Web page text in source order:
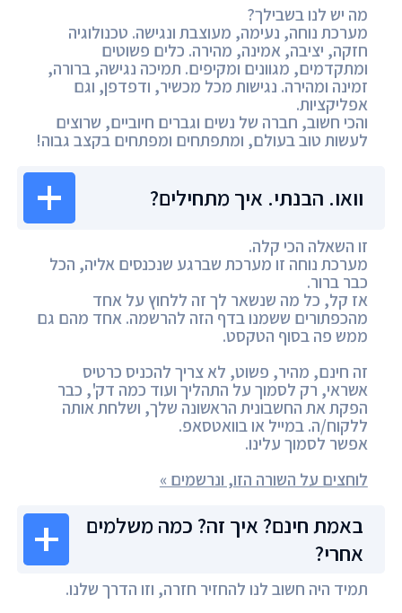
מה יש לנו בשבילך?
מערכת נוחה, נעימה, מעוצבת ונגישה. טכנולוגיה
חזקה, יציבה, אמינה, מהירה. כלים פשוטים
ומתקדמים, מגוונים ומקיפים. תמיכה נגישה, ברורה,
זמינה ומהירה. נגישות מכל מכשיר, ודפדפן, וגם
אפליקציות.
והכי חשוב, חברה של נשים וגברים חיוביים, שרוצים
לעשות טוב בעולם, ומתפתחים ומפתחים בקצב גבוה!
וואו. הבנתי. איך מתחילים?
זו השאלה הכי קלה.
מערכת נוחה זו מערכת שברגע שנכנסים אליה, הכל
כבר ברור.
אז קל, כל מה שנשאר לך זה ללחוץ על אחד
מהכפתורים ששמנו בדף הזה להרשמה. אחד מהם גם
ממש פה בסוף הטקסט.
זה חינם, מהיר, פשוט, לא צריך להכניס כרטיס
אשראי, רק לסמוך על התהליך ועוד כמה דק', כבר
הפקת את החשבונית הראשונה שלך, ושלחת אותה
ללקוח/ה. במייל או בוואטסאפ.
אפשר לסמוך עלינו.
לוחצים על השורה הזו, ונרשמים »
באמת חינם? איך זה? כמה משלמים
אחרי?
תמיד היה חשוב לנו להחזיר חזרה, וזו הדרך שלנו.